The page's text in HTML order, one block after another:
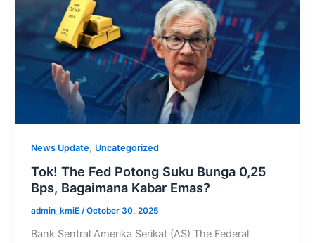
News Update, Uncategorized
Tok! The Fed Potong Suku Bunga 0,25
Bps, Bagaimana Kabar Emas?
admin_kmiE/October 30, 2025
Bank Sentral Amerika Serikat (AS) The Federal